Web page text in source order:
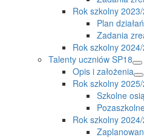
Rok szkolny
Plan działań
Zadania
Rok szkolny
Talenty uczniów SP18
Opis i założenia
Rok szkolny
Szkolne
Rok szkolny